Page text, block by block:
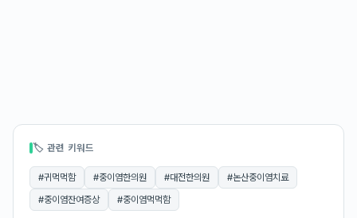
🏷 관련 키워드
#귀먹먹함 #중이염한의원 #대전한의원 #논산중이염치료
#중이염잔여증상 #중이염먹먹함